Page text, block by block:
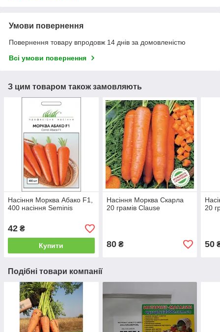
Умови повернення
Повернення товару впродовж 14 днів за домовленістю
Всі умови повернення
З цим товаром також замовляють
Насіння Морква Абако F1,
400 насіння Seminis
42 ₴
Купити
Насіння Морква Скарла
20 грамів Clause
80₴
20
50
Подібні товари компанії